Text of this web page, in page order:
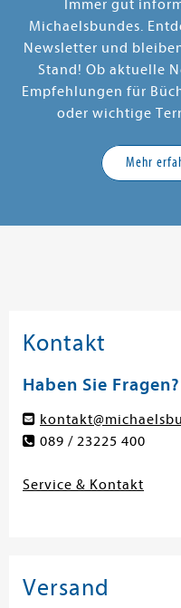
Immer gut
Michaelsbundes.
Newsletter und
Stand! Ob aktuelle
Empfehlungen für
oder wichtige
Mehr
Kontakt
Haben Sie Fragen?
089 / 23225 400
Service & Kontakt
Versand